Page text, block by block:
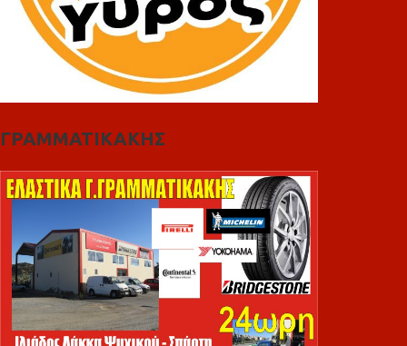
ΓΡΑΜΜΑΤΙΚΑΚΗΣ